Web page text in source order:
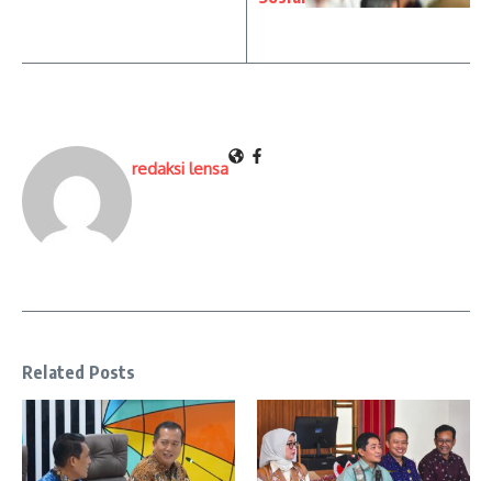
redaksi lensa
Related Posts